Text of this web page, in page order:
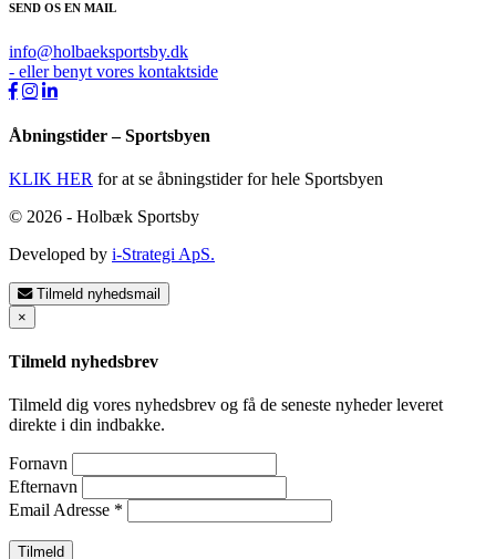
SEND OS EN MAIL
info@holbaeksportsby.dk
- eller benyt vores kontaktside
Åbningstider – Sportsbyen
KLIK HER for at se åbningstider for hele Sportsbyen
© 2026 - Holbæk Sportsby
Developed by i-Strategi ApS.
Tilmeld nyhedsmail
×
Tilmeld nyhedsbrev
Tilmeld dig vores nyhedsbrev og få de seneste nyheder leveret
direkte i din indbakke.
Fornavn
Efternavn
Email Adresse *